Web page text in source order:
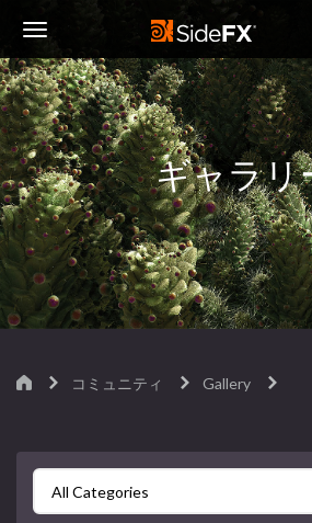
Navigation
ギャラリ
コミュニティ Gallery
All Categories